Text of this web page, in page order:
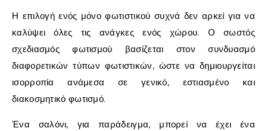
Η επιλογή ενός μόνο φωτιστικού συχνά δεν αρκεί για να
καλύψει όλες τις ανάγκες ενός χώρου. Ο σωστός
σχεδιασμός φωτισμού βασίζεται στον συνδυασμό
διαφορετικών τύπων φωτιστικών, ώστε να δημιουργείται
ισορροπία ανάμεσα σε γενικό, εστιασμένο και
διακοσμητικό φωτισμό.
Ένα σαλόνι, για παράδειγμα, μπορεί να έχει ένα